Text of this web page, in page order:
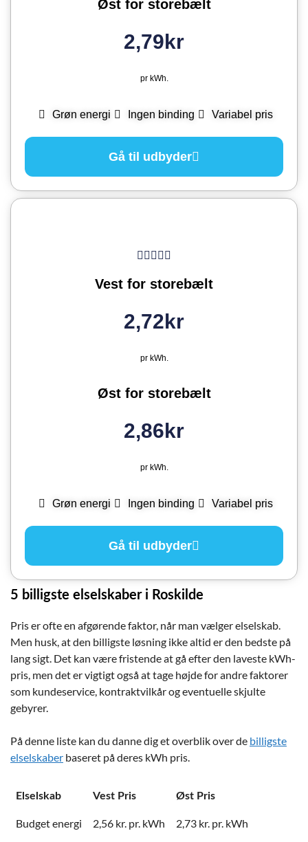
Øst for storebælt
2,79kr
pr kWh.
Grøn energi Ingen binding Variabel pris
Gå til udbyder
Vest for storebælt
2,72kr
pr kWh.
Øst for storebælt
2,86kr
pr kWh.
Grøn energi Ingen binding Variabel pris
Gå til udbyder
5 billigste elselskaber i Roskilde
Pris er ofte en afgørende faktor, når man vælger elselskab.
Men husk, at den billigste løsning ikke altid er den bedste på
lang sigt. Det kan være fristende at gå efter den laveste kWh-
pris, men det er vigtigt også at tage højde for andre faktorer
som kundeservice, kontraktvilkår og eventuelle skjulte
gebyrer.
På denne liste kan du danne dig et overblik over de billigste
elselskaber baseret på deres kWh pris.
Elselskab Vest Pris Øst Pris
Budget energi 2,56 kr. pr. kWh 2,73 kr. pr. kWh